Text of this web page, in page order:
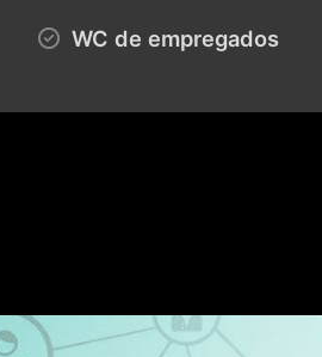
WC de empregados